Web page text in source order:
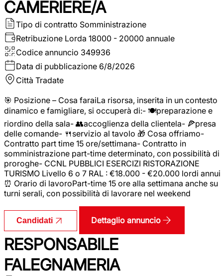
CAMERIERE/A
Tipo di contratto Somministrazione
Retribuzione Lorda 18000 - 20000 annuale
Codice annuncio 349936
Data di pubblicazione 6/8/2026
Città Tradate
🎯 Posizione – Cosa faraiLa risorsa, inserita in un contesto
dinamico e famigliare, si occuperà di:- 🍽️preparazione e
riordino della sala- 👥accoglienza della clientela- 🍕presa
delle comande- 🍴servizio al tavolo 🎁 Cosa offriamo-
Contratto part time 15 ore/settimana- Contratto in
somministrazione part-time determinato, con possibilità di
proroghe- CCNL PUBBLICI ESERCIZI RISTORAZIONE
TURISMO Livello 6 o 7 RAL : €18.000 - €20.000 lordi annui
⏰ Orario di lavoroPart-time 15 ore alla settimana anche su
turni serali, con possibilità di lavorare nel weekend
Candidati Dettaglio annuncio
RESPONSABILE
FALEGNAMERIA